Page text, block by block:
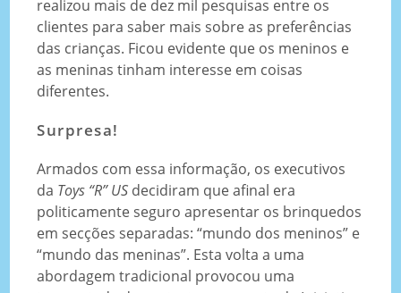
realizou mais de dez mil pesquisas entre os
clientes para saber mais sobre as preferências
das crianças. Ficou evidente que os meninos e
as meninas tinham interesse em coisas
diferentes.
Surpresa!
Armados com essa informação, os executivos
da Toys “R” US decidiram que afinal era
politicamente seguro apresentar os brinquedos
em secções separadas: “mundo dos meninos” e
“mundo das meninas”. Esta volta a uma
abordagem tradicional provocou uma